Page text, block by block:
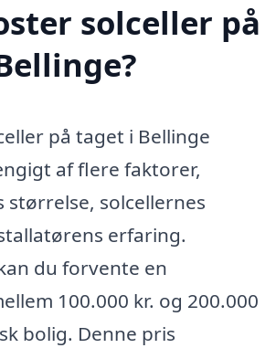
solceller på
på taget i Bellinge
af flere faktorer,
størrelse, solcellernes
erfaring.
du forvente en
100.000 kr. og 200.000
bolig. Denne pris